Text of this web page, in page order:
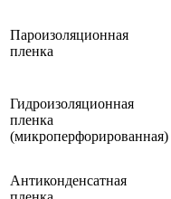
Пароизоляционная
пленка
Гидроизоляционная
пленка
(микроперфорированная)
Антиконденсатная